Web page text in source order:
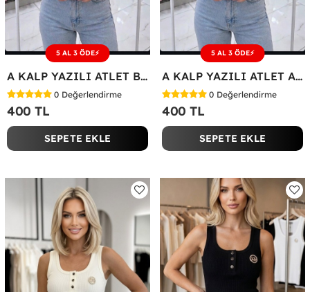
5 AL 3 ÖDE⚡
A KALP YAZILI ATLET Beyaz
0 Değerlendirme
400 TL
SEPETE EKLE
5 AL 3 ÖDE⚡
A KALP YAZILI ATLET Acı Kahve
0 Değerlendirme
400 TL
SEPETE EKLE